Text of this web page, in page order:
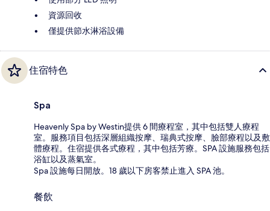
資源回收
僅提供節水淋浴設備
住宿特色
Spa
Heavenly Spa by Westin提供 6 間療程室，其中包括雙人療程
室。服務項目包括深層組織按摩、瑞典式按摩、臉部療程以及敷
體療程。住宿提供各式療程，其中包括芳療。SPA 設施服務包括
浴缸以及蒸氣室。
Spa 設施每日開放。18 歲以下房客禁止進入 SPA 池。
餐飲